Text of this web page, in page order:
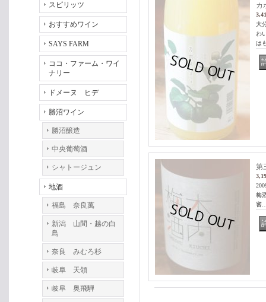
スピリッツ
おすすめワイン
SAYS FARM
ココ・ファーム・ワイ
ナリー
ドメーヌ ヒデ
勝沼ワイン
勝沼醸造
中央葡萄酒
シャトージュン
地酒
福島 奈良萬
新潟 山間・越の白
鳥
奈良 みむろ杉
岐阜 天領
岐阜 奥飛騨
カ
大
わ
は
第
梅
審